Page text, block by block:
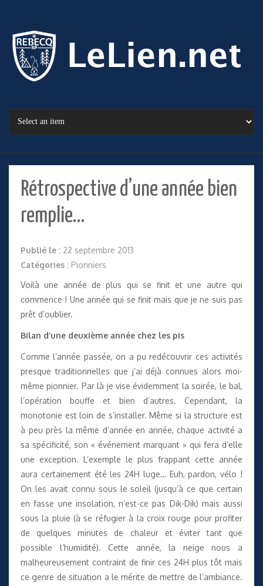
Rétrospective d’une année bien
remplie…
Publié le : 22 septembre 2013
Catégories : Pionniers
Voilà une année de plus qui se finit et une autre qui
commence ! Une année qui se finit mais que je ne suis pas
prêt d’oublier.
Bilan d’une deuxième année chez les pis
Comme l’année passée, on a pu redécouvrir ces activités
presque traditionnelles que j’ai déjà connues alors moi-
même pionnier. Par là je vise évidemment la soirée, le bal,
l’opération bouffe et bien d’autres. Cependant, la
monotonie est loin de s’installer. Même si la structure est
à peu près la même d’année en année, chaque activité a
sa spécificité, son « événement marquant » qui fera d’elle
une exception. L’exemple le plus frappant cette année
aura certainement été les 24H luge… Euh, pardon, vélo !
On les avait connu sous le soleil (jusqu’à ce que certain
en fasse une insolation, n’est-ce pas Dik-Dik) mais aussi
sous la pluie (à se réfugier à la croix rouge pour profiter
de quelques minutes de chaleur et éviter tant que
possible l’humidité). Cette année, la neige nous a
malheureusement contraint de finir ces 24H plus tôt mais
ce genre de situation a le mérite de mettre de l’ambiance.